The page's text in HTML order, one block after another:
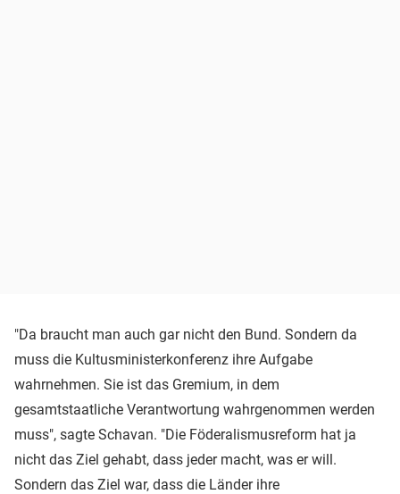
"Da braucht man auch gar nicht den Bund. Sondern da
muss die Kultusministerkonferenz ihre Aufgabe
wahrnehmen. Sie ist das Gremium, in dem
gesamtstaatliche Verantwortung wahrgenommen werden
muss", sagte Schavan. "Die Föderalismusreform hat ja
nicht das Ziel gehabt, dass jeder macht, was er will.
Sondern das Ziel war, dass die Länder ihre